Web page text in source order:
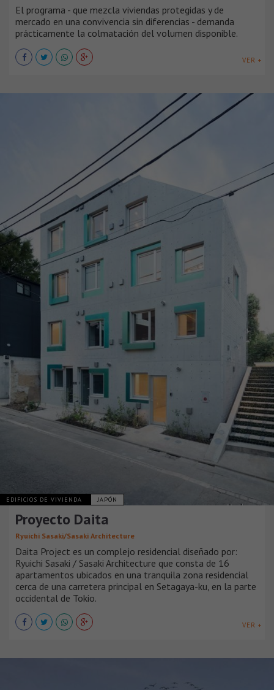
El programa - que mezcla viviendas protegidas y de
mercado en una convivencia sin diferencias - demanda
prácticamente la colmatación del volumen disponible.
VER +
EDIFICIOS DE VIVIENDA JAPÓN
Proyecto Daita
Ryuichi Sasaki/Sasaki Architecture
Daita Project es un complejo residencial diseñado por:
Ryuichi Sasaki / Sasaki Architecture que consta de 16
apartamentos ubicados en una tranquila zona residencial
cerca de una carretera principal en Setagaya-ku, en la parte
occidental de Tokio.
VER +